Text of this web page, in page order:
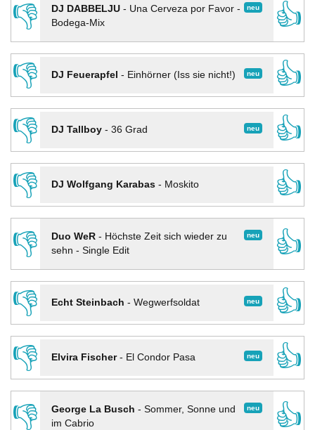
👎
neu
DJ DABBELJU- Una Cerveza por Favor -
Bodega-Mix
👍
👎
neu
DJ Feuerapfel - Einhörner (Iss sie nicht!)
👍
👎
neu
DJ Tallboy- 36 Grad
👍
👎
DJ Wolfgang Karabas- Moskito
👍
👎
neu
Duo WeR- Höchste Zeit sich wieder zu
sehn - Single Edit
👍
👎
neu
Echt Steinbach - Wegwerfsoldat
👍
👎
neu
Elvira Fischer- El Condor Pasa
👍
👎
neu
George La Busch - Sommer, Sonne und
im Cabrio
👍